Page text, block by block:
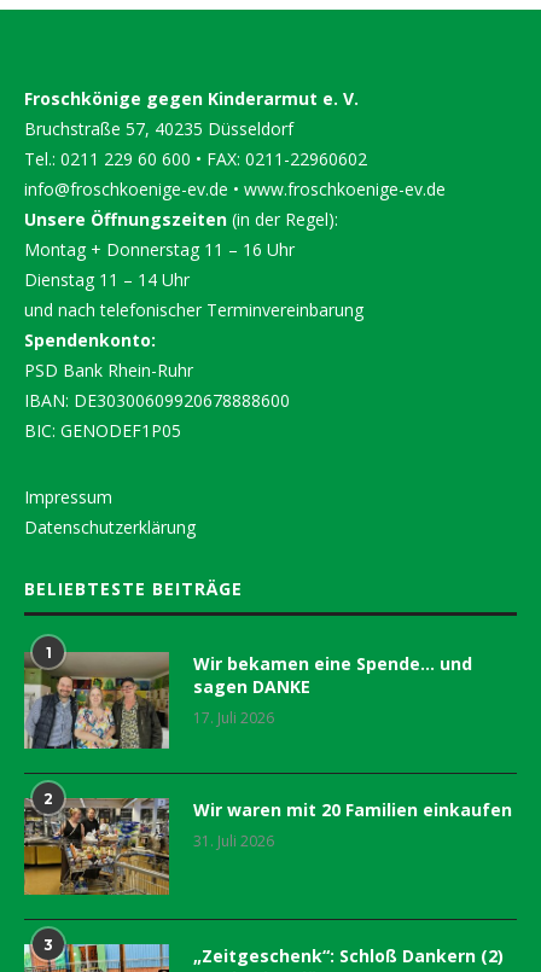
Froschkönige gegen Kinderarmut e. V.
Bruchstraße 57, 40235 Düsseldorf
Tel.: 0211 229 60 600 • FAX: 0211-22960602
info@froschkoenige-ev.de • www.froschkoenige-ev.de
Unsere Öffnungszeiten (in der Regel):
Montag + Donnerstag 11 – 16 Uhr
Dienstag 11 – 14 Uhr
und nach telefonischer Terminvereinbarung
Spendenkonto:
PSD Bank Rhein-Ruhr
IBAN: DE30300609920678888600
BIC: GENODEF1P05
Impressum
Datenschutzerklärung
BELIEBTESTE BEITRÄGE
1
Wir bekamen eine Spende… und
sagen DANKE
17. Juli 2026
2 Wir waren mit 20 Familien einkaufen
31. Juli 2026
3
„Zeitgeschenk“: Schloß Dankern (2)